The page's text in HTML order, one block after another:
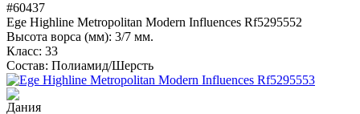
#60437
Ege Highline Metropolitan Modern Influences Rf5295552
Высота ворса (мм): 3/7 мм.
Класс: 33
Состав: Полиамид/Шерсть